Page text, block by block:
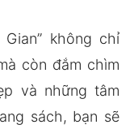
không chỉ
còn đắm chìm
và những tâm
sách, bạn sẽ